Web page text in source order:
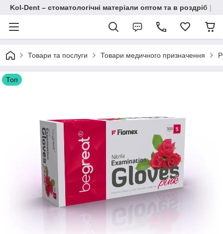
Kol-Dent – ​​стоматологічні матеріали оптом та в роздріб |
Товари та послуги Товари медичного призначення
Топ